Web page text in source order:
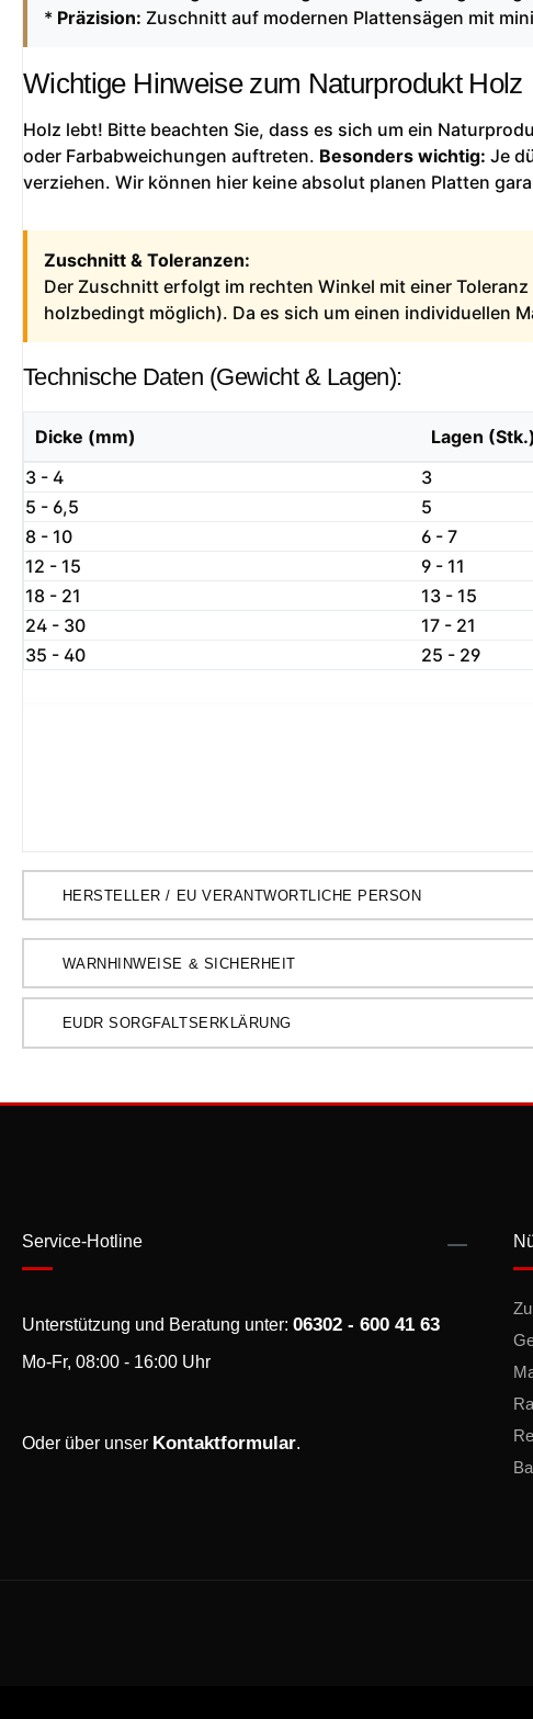
* Präzision: Zuschnitt auf modernen Plattensägen mit
Wichtige Hinweise zum Naturprodukt Holz
Holz lebt! Bitte beachten Sie, dass es sich um ein
oder Farbabweichungen auftreten. Besonders wichtig: Je
verziehen. Wir können hier keine absolut planen Platten
Zuschnitt & Toleranzen:
Der Zuschnitt erfolgt im rechten Winkel mit einer Toleranz
holzbedingt möglich). Da es sich um einen individuellen
Technische Daten (Gewicht & Lagen):
Dicke (mm) Lagen (Stk.)
3 - 4
3
5 - 6,5
5
8 - 10
6 - 7
12 - 15
9 - 11
18 - 21
13 - 15
24 - 30
17 - 21
35 - 40
25 - 29
HERSTELLER / EU VERANTWORTLICHE PERSON
WARNHINWEISE & SICHERHEIT
EUDR SORGFALTSERKLÄRUNG
Service-Hotline
Unterstützung und Beratung unter: 06302 - 600 41 63
Mo-Fr, 08:00 - 16:00 Uhr
Oder über unser Kontaktformular.